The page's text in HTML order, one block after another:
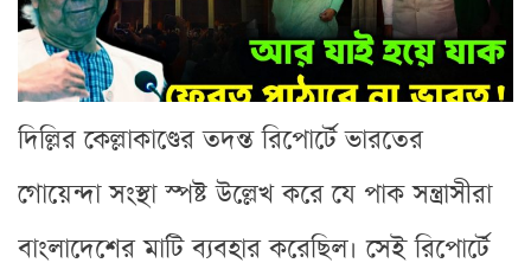
দিল্লির কেল্লাকাণ্ডের তদন্ত রিপোর্টে ভারতের
গোয়েন্দা সংস্থা স্পষ্ট উল্লেখ করে যে পাক সন্ত্রাসীরা
বাংলাদেশের মাটি ব্যবহার করেছিল। সেই রিপোর্টে